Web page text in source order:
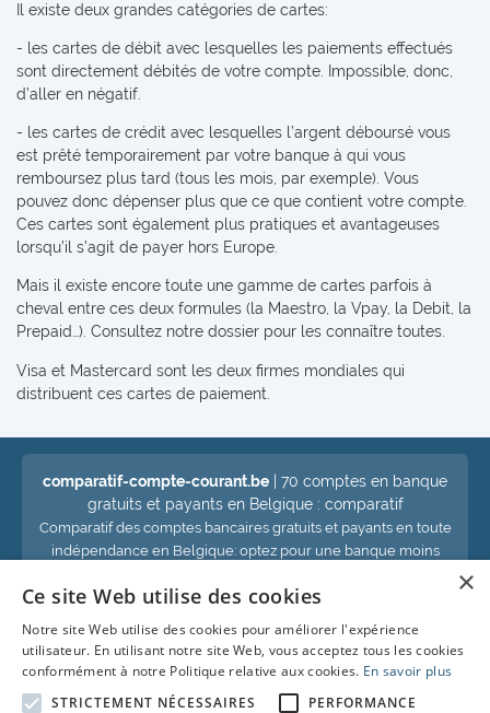
Il existe deux grandes catégories de cartes:
- les cartes de débit avec lesquelles les paiements effectués
sont directement débités de votre compte. Impossible, donc,
d’aller en négatif.
- les cartes de crédit avec lesquelles l’argent déboursé vous
est prêté temporairement par votre banque à qui vous
remboursez plus tard (tous les mois, par exemple). Vous
pouvez donc dépenser plus que ce que contient votre compte.
Ces cartes sont également plus pratiques et avantageuses
lorsqu’il s’agit de payer hors Europe.
Mais il existe encore toute une gamme de cartes parfois à
cheval entre ces deux formules (la Maestro, la Vpay, la Debit, la
Prepaid…). Consultez notre dossier pour les connaître toutes.
Visa et Mastercard sont les deux firmes mondiales qui
distribuent ces cartes de paiement.
comparatif-compte-courant.be | 70 comptes en banque
gratuits et payants en Belgique : comparatif
Comparatif des comptes bancaires gratuits et payants en toute
indépendance en Belgique: optez pour une banque moins
Voir aussi :
×
Ce site Web utilise des cookies
Notre site Web utilise des cookies pour améliorer l'expérience
utilisateur. En utilisant notre site Web, vous acceptez tous les cookies
conformément à notre Politique relative aux cookies. En savoir plus
STRICTEMENT NÉCESSAIRES
PERFORMANCE